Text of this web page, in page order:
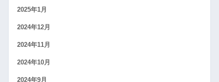
2025年1月
2024年12月
2024年11月
2024年10月
2024年9月